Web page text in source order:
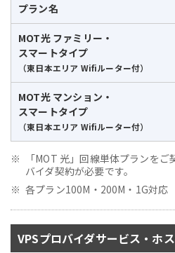
プラン名
MOT光 ファミリー・
スマートタイプ
（東日本エリア Wifiルーター付）
MOT光 マンション・
スマートタイプ
（東日本エリア Wifiルーター付）
「MOT 光」回線単体プランを
バイダ契約が必要です。
各プラン100M・200M・1G対応
VPSプロバイダサービス・ホ